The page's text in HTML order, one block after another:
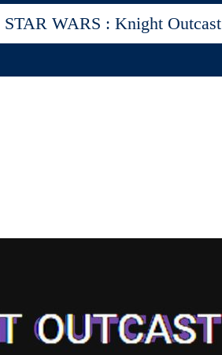
WARS : Knight Outcast